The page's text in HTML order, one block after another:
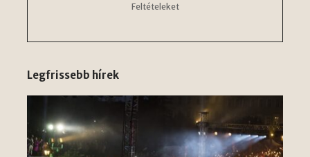
Feltételeket
Legfrissebb hírek